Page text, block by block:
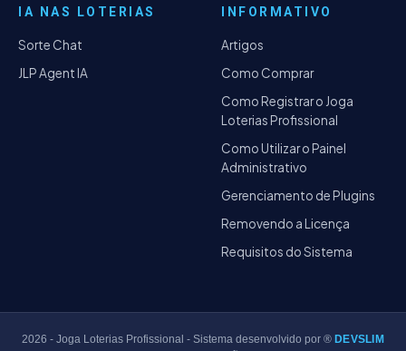
IA NAS LOTERIAS
Sorte Chat
JLP Agent IA
INFORMATIVO
Artigos
Como Comprar
Como Registrar o Joga
Loterias Profissional
Como Utilizar o Painel
Administrativo
Gerenciamento de Plugins
Removendo a Licença
Requisitos do Sistema
2026 - Joga Loterias Profissional - Sistema desenvolvido por ® DEVSLIM